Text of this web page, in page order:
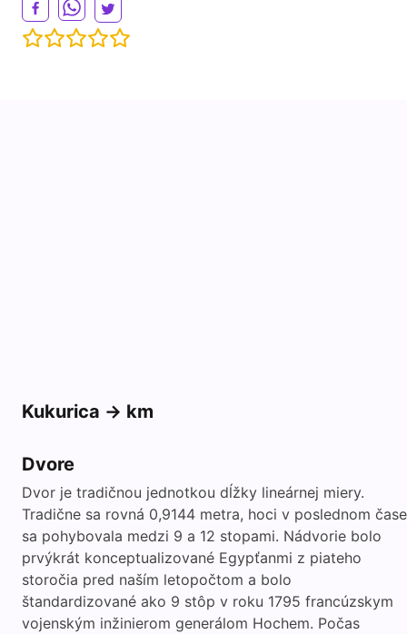
Kukurica -> km
Dvore
Dvor je tradičnou jednotkou dĺžky lineárnej miery.
Tradične sa rovná 0,9144 metra, hoci v poslednom čase
sa pohybovala medzi 9 a 12 stopami. Nádvorie bolo
prvýkrát konceptualizované Egypťanmi z piateho
storočia pred naším letopočtom a bolo
štandardizované ako 9 stôp v roku 1795 francúzskym
vojenským inžinierom generálom Hochem. Počas